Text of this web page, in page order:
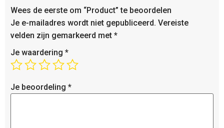
Wees de eerste om “Product” te beoordelen
Je e-mailadres wordt niet gepubliceerd. Vereiste
velden zijn gemarkeerd met *
Je waardering *
Je beoordeling *